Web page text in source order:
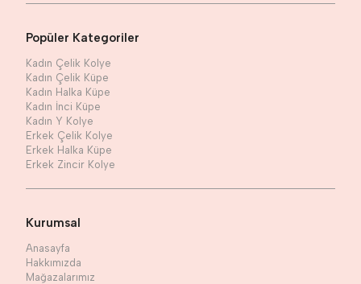
Popüler Kategoriler
Kadın Çelik Kolye
Kadın Çelik Küpe
Kadın Halka Küpe
Kadın İnci Küpe
Kadın Y Kolye
Erkek Çelik Kolye
Erkek Halka Küpe
Erkek Zincir Kolye
Kurumsal
Anasayfa
Hakkımızda
Mağazalarımız